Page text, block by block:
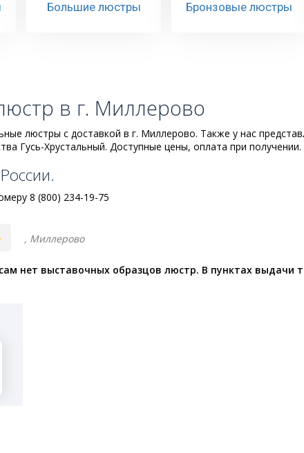
Большие люстры Бронзовые люстры
в г. Миллерово
люстры с доставкой в г. Миллерово. Также у нас
Гусь-Хрустальный. Доступные цены, оплата при
8 (800) 234-19-75
, Миллерово
нет выставочных образцов люстр. В пунктах выдачи